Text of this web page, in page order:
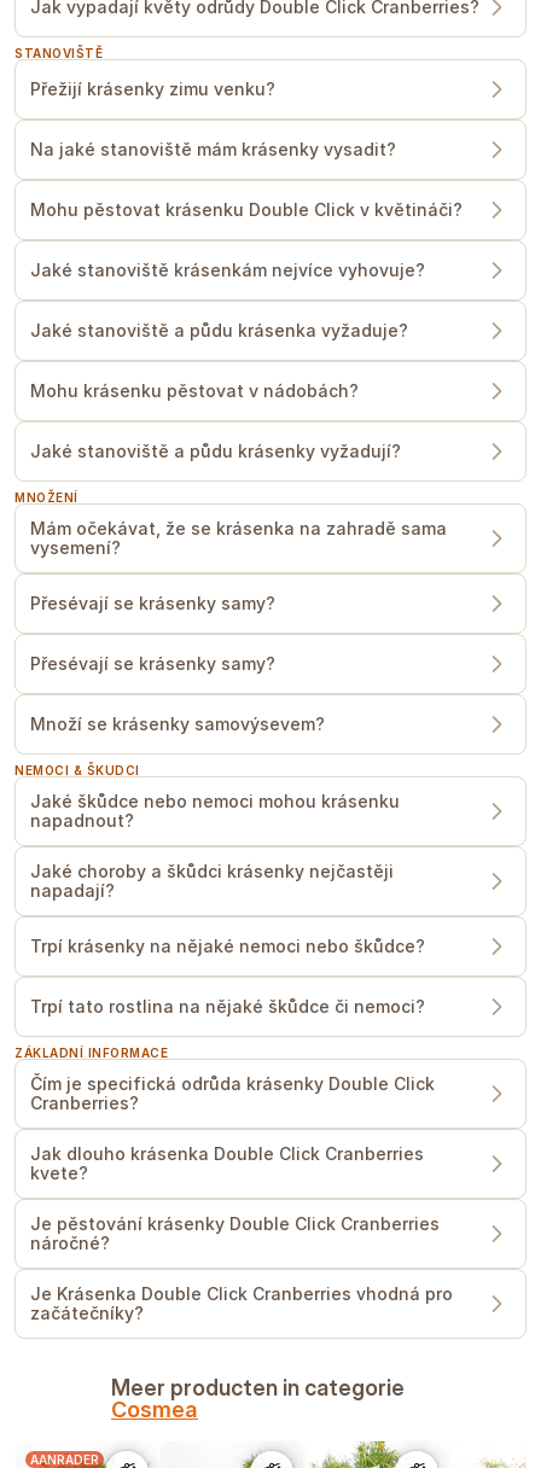
Jak vypadají květy odrůdy Double Click Cranberries?
STANOVIŠTĚ
Přežijí krásenky zimu venku?
Na jaké stanoviště mám krásenky vysadit?
Mohu pěstovat krásenku Double Click v květináči?
Jaké stanoviště krásenkám nejvíce vyhovuje?
Jaké stanoviště a půdu krásenka vyžaduje?
Mohu krásenku pěstovat v nádobách?
Jaké stanoviště a půdu krásenky vyžadují?
MNOŽENÍ
Mám očekávat, že se krásenka na zahradě sama
vysemení?
Přesévají se krásenky samy?
Přesévají se krásenky samy?
Množí se krásenky samovýsevem?
NEMOCI & ŠKUDCI
Jaké škůdce nebo nemoci mohou krásenku
napadnout?
Jaké choroby a škůdci krásenky nejčastěji
napadají?
Trpí krásenky na nějaké nemoci nebo škůdce?
Trpí tato rostlina na nějaké škůdce či nemoci?
ZÁKLADNÍ INFORMACE
Čím je specifická odrůda krásenky Double Click
Cranberries?
Jak dlouho krásenka Double Click Cranberries
kvete?
Je pěstování krásenky Double Click Cranberries
náročné?
Je Krásenka Double Click Cranberries vhodná pro
začátečníky?
Meer producten in categorie
Cosmea
AANRADER